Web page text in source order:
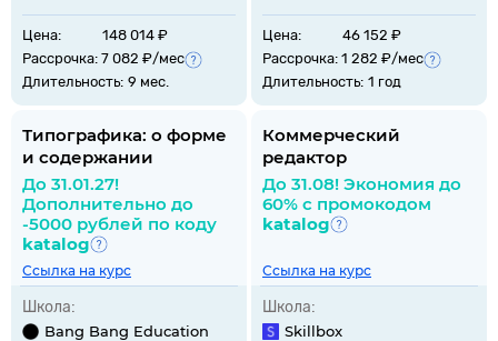
Цена:
148 014 ₽
Рассрочка: 7 082 ₽/мес
Длительность: 9 мес.
Цена:
46 152 ₽
Рассрочка: 1 282 ₽/мес
Длительность: 1 год
Типографика: о форме
и содержании
До 31.01.27!
Дополнительно до
-5000 рублей по коду
katalog
Ссылка на курс
Школа:
Bang Bang Education
Коммерческий
редактор
До 31.08! Экономия до
60% с промокодом
katalog
Ссылка на курс
Школа:
Skillbox